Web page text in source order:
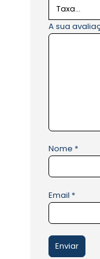
A sua
Nome *
Email *